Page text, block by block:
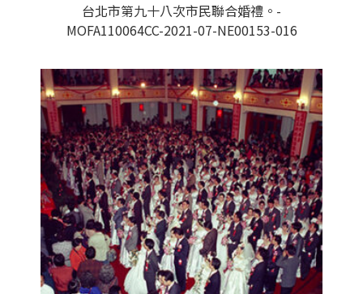
台北市第九十八次市民聯合婚禮。-
MOFA110064CC-2021-07-NE00153-016